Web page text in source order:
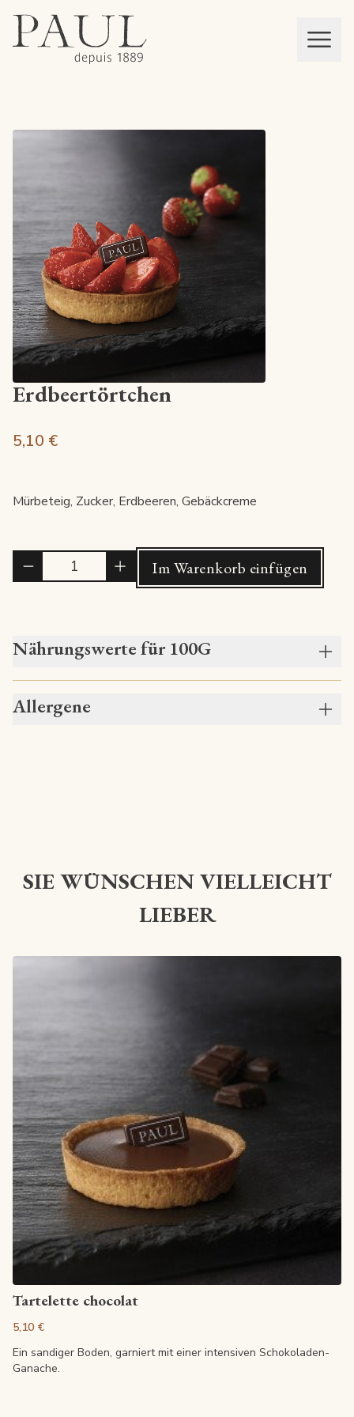
Mon panier
Erdbeertörtchen
5,10 €
Mürbeteig, Zucker, Erdbeeren, Gebäckcreme
Im Warenkorb einfügen
Nährungswerte für 100G
Allergene
SIE WÜNSCHEN VIELLEICHT
LIEBER
Artikel anzeigen
Tartelette chocolat
5,10 €
Ein sandiger Boden, garniert mit einer intensiven Schokoladen-
Ganache.